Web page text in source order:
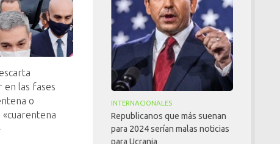
las fases
o
«cuarentena
INTERNACIONALES
Republicanos que más suenan
para 2024 serían malas noticias
para Ucrania